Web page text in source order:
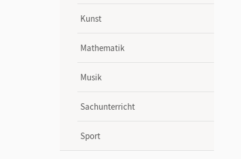
Kunst
Mathematik
Musik
Sachunterricht
Sport